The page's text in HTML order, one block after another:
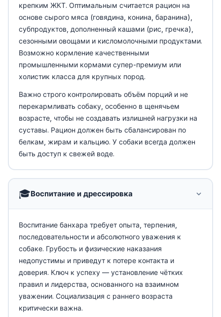
крепким ЖКТ. Оптимальным считается рацион на
основе сырого мяса (говядина, конина, баранина),
субпродуктов, дополненный кашами (рис, гречка),
сезонными овощами и кисломолочными продуктами.
Возможно кормление качественными
промышленными кормами супер-премиум или
холистик класса для крупных пород.
Важно строго контролировать объём порций и не
перекармливать собаку, особенно в щенячьем
возрасте, чтобы не создавать излишней нагрузки на
суставы. Рацион должен быть сбалансирован по
белкам, жирам и кальцию. У собаки всегда должен
быть доступ к свежей воде.
🎓Воспитание и дрессировка
Воспитание банхара требует опыта, терпения,
последовательности и абсолютного уважения к
собаке. Грубость и физические наказания
недопустимы и приведут к потере контакта и
доверия. Ключ к успеху — установление чётких
правил и лидерства, основанного на взаимном
уважении. Социализация с раннего возраста
критически важна.